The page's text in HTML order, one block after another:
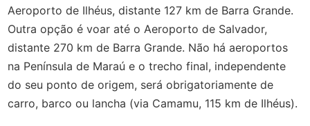
Aeroporto de Ilhéus, distante 127 km de Barra Grande.
Outra opção é voar até o Aeroporto de Salvador,
distante 270 km de Barra Grande. Não há aeroportos
na Península de Maraú e o trecho final, independente
do seu ponto de origem, será obrigatoriamente de
carro, barco ou lancha (via Camamu, 115 km de Ilhéus).